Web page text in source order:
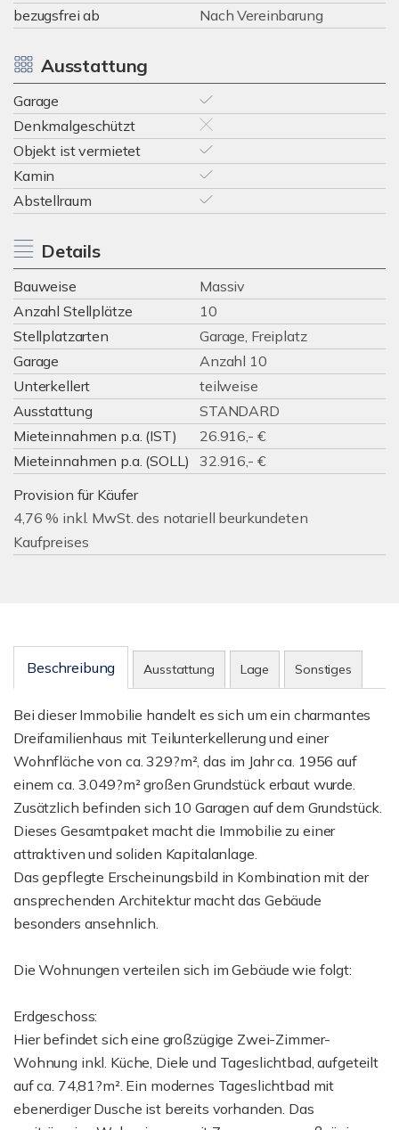
bezugsfrei ab
Nach Vereinbarung
Ausstattung
Garage
Denkmalgeschützt
Objekt ist vermietet
Kamin
Abstellraum
Details
Bauweise
Massiv
Anzahl Stellplätze
10
Stellplatzarten
Garage, Freiplatz
Garage
Anzahl 10
Unterkellert
teilweise
Ausstattung
STANDARD
Mieteinnahmen p.a. (IST)
26.916,- €
Mieteinnahmen p.a. (SOLL)
32.916,- €
Provision für Käufer
4,76 % inkl. MwSt. des notariell beurkundeten
Kaufpreises
Beschreibung Ausstattung Lage Sonstiges
Bei dieser Immobilie handelt es sich um ein charmantes
Dreifamilienhaus mit Teilunterkellerung und einer
Wohnfläche von ca. 329?m², das im Jahr ca. 1956 auf
einem ca. 3.049?m² großen Grundstück erbaut wurde.
Zusätzlich befinden sich 10 Garagen auf dem Grundstück.
Dieses Gesamtpaket macht die Immobilie zu einer
attraktiven und soliden Kapitalanlage.
Das gepflegte Erscheinungsbild in Kombination mit der
ansprechenden Architektur macht das Gebäude
besonders ansehnlich.
Die Wohnungen verteilen sich im Gebäude wie folgt:
Erdgeschoss:
Hier befindet sich eine großzügige Zwei-Zimmer-
Wohnung inkl. Küche, Diele und Tageslichtbad, aufgeteilt
auf ca. 74,81?m². Ein modernes Tageslichtbad mit
ebenerdiger Dusche ist bereits vorhanden. Das